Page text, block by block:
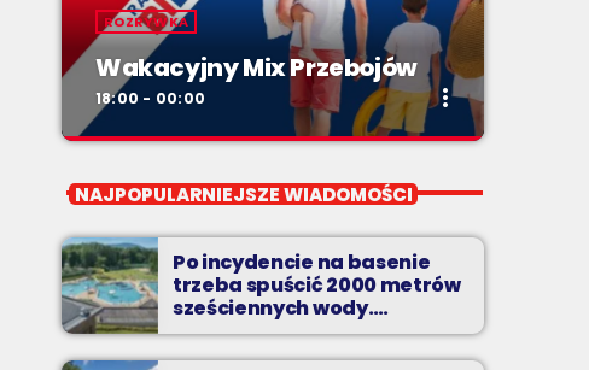
ROZRYWKA
Wakacyjny Mix Przebojów
18:00 - 00:00 more_vert
Wakacyjny Mix Przebojów
to najgorętsze hity lata, muzyczne plażowe
perełki, wspomnienia letnich przebojów,
nowości i premiery oraz Wasze pozdrowienia
z wakacji!
NAJPOPULARNIEJSZE WIADOMOŚCI
Po incydencie na basenie
trzeba spuścić 2000 metrów
sześciennych wody.
„Ogromne koszty i ogromna
praca”